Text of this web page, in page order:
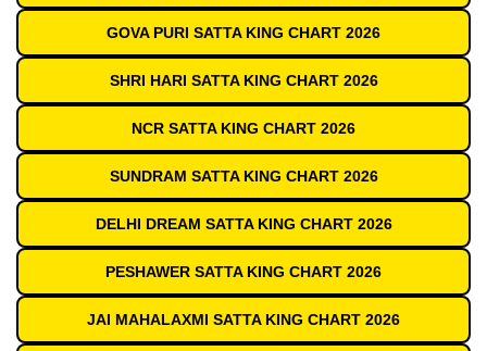
GOVA PURI SATTA KING CHART 2026
SHRI HARI SATTA KING CHART 2026
NCR SATTA KING CHART 2026
SUNDRAM SATTA KING CHART 2026
DELHI DREAM SATTA KING CHART 2026
PESHAWER SATTA KING CHART 2026
JAI MAHALAXMI SATTA KING CHART 2026